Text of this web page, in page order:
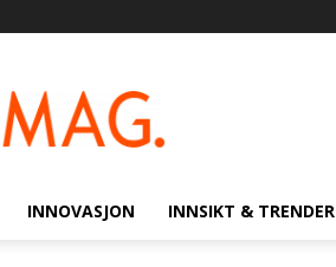
INNOVASJON INNSIKT & TRENDER